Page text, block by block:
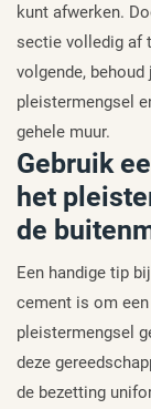
kunt afwerken.
sectie volledig af
volgende,
pleistermengsel
gehele muur.
Gebruik
het
de
Een handige tip
cement is om
pleistermengsel
deze
de bezetting